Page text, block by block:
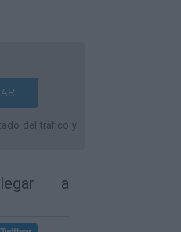
del tráfico y
a